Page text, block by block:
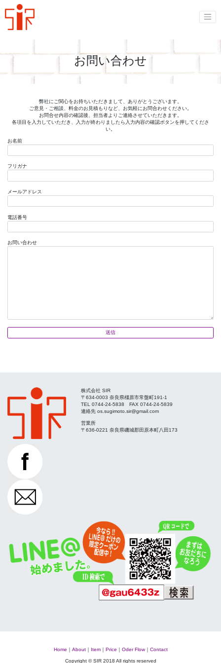
お問い合わせ
弊社にご関心をお持ちいただきまして、ありがとうございます。
ご意見・ご相談、料金のお見積もりなど、お気軽にお問合わせください。
お問合せ内容の確認後、担当者よりご連絡させていただきます。
各項目を入力していただき、入力が終わりましたら入力内容の確認ボタンを押してくださ
い。
お名前
フリガナ
メールアドレス
電話番号
お問い合わせ
株式会社 SIR
〒634-0003 奈良県橿原市常盤町191-1
TEL 0744-24-5838 FAX 0744-24-5839
連絡先 os.sugimoto.sir@gmail.com
営業所
〒636-0221 奈良県磯城郡田原本町八田173
Home ｜ About｜ Item｜ Price ｜ Oder Flow｜ Contact
Copyright © SIR 2018 All rights reserved